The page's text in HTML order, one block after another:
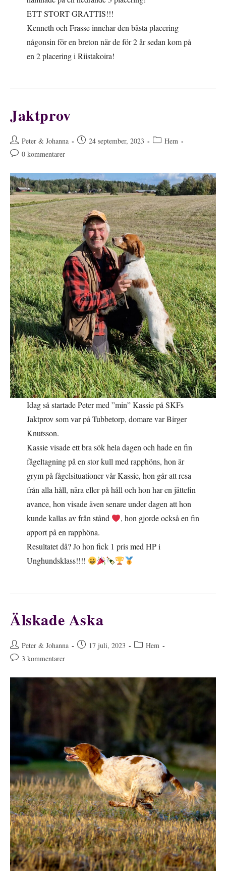
ETT STORT GRATTIS!!!
Kenneth och Frasse innehar den bästa placering
någonsin för en breton när de för 2 år sedan kom på
en 2 placering i Riistakoira!
Jaktprov
Inläggsförfattare:
Peter & Johanna
Inlägget24 september, 2023 Inläggskategori:
Hem
Kommentarer
inlägget:
0 kommentarer
Idag så startade Peter med ”min” Kassie på SKFs
Jaktprov som var på Tubbetorp, domare var Birger
Knutsson.
Kassie visade ett bra sök hela dagen och hade en fin
fågeltagning på en stor kull med rapphöns, hon är
grym på fågelsituationer vår Kassie, hon går att resa
från alla håll, nära eller på håll och hon har en jättefin
avance, hon visade även senare under dagen att hon
kunde kallas av från stånd
, hon gjorde också en fin
apport på en rapphöna.
Resultatet då? Jo hon fick 1 pris med HP i
Unghundsklass!!!!
Älskade Aska
Inläggsförfattare:
Peter & Johanna
Inlägget17 juli, 2023 Inläggskategori:
Hem
Kommentarer
inlägget:
3 kommentarer